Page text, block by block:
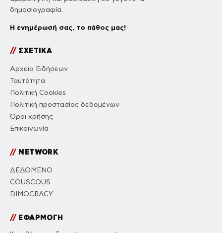
δημοσιογραφία.
Η ενημέρωσή σας, το πάθος μας!
//ΣΧΕΤΙΚΑ
Αρχείο Ειδήσεων
Ταυτότητα
Πολιτική Cookies
Πολιτική προστασίας δεδομένων
Όροι χρήσης
Επικοινωνία
//NETWORK
ΔΕΔΟΜΕΝΟ
COUSCOUS
DIMOCRACY
//ΕΦΑΡΜΟΓΗ